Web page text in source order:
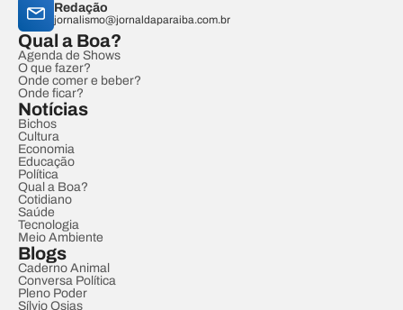
Redação
jornalismo@jornaldaparaiba.com.br
Qual a Boa?
Agenda de Shows
O que fazer?
Onde comer e beber?
Onde ficar?
Notícias
Bichos
Cultura
Economia
Educação
Política
Qual a Boa?
Cotidiano
Saúde
Tecnologia
Meio Ambiente
Blogs
Caderno Animal
Conversa Política
Pleno Poder
Sílvio Osias